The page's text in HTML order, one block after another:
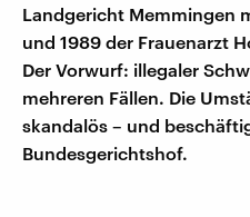
Landgericht Memmingen
und 1989 der Frauenarzt
Der Vorwurf: illegaler
mehreren Fällen. Die
skandalös – und
Bundesgerichtshof.